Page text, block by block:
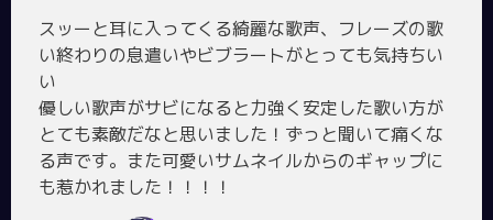
スッーと耳に入ってくる綺麗な歌声、フレーズの歌
い終わりの息遣いやビブラートがとっても気持ちい
い
優しい歌声がサビになると力強く安定した歌い方が
とても素敵だなと思いました！ずっと聞いて痛くな
る声です。また可愛いサムネイルからのギャップに